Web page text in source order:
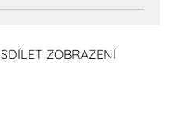
SDÍLET ZOBRAZENÍ